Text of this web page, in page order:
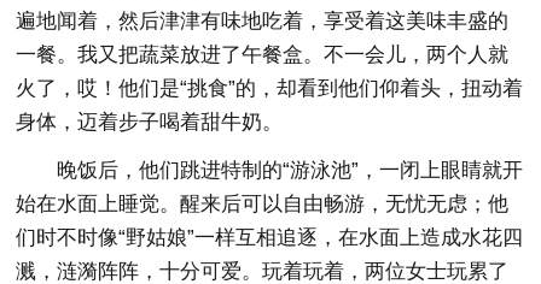
遍地闻着，然后津津有味地吃着，享受着这美味丰盛的
一餐。我又把蔬菜放进了午餐盒。不一会儿，两个人就
火了，哎！他们是“挑食”的，却看到他们仰着头，扭动着
身体，迈着步子喝着甜牛奶。
晚饭后，他们跳进特制的“游泳池”，一闭上眼睛就开
始在水面上睡觉。醒来后可以自由畅游，无忧无虑；他
们时不时像“野姑娘”一样互相追逐，在水面上造成水花四
溅，涟漪阵阵，十分可爱。玩着玩着，两位女士玩累了